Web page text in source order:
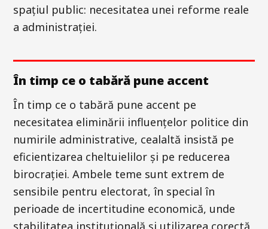
spațiul public: necesitatea unei reforme reale
a administrației.
În timp ce o tabără pune accent
În timp ce o tabără pune accent pe
necesitatea eliminării influențelor politice din
numirile administrative, cealaltă insistă pe
eficientizarea cheltuielilor și pe reducerea
birocrației. Ambele teme sunt extrem de
sensibile pentru electorat, în special în
perioade de incertitudine economică, unde
stabilitatea instituțională și utilizarea corectă